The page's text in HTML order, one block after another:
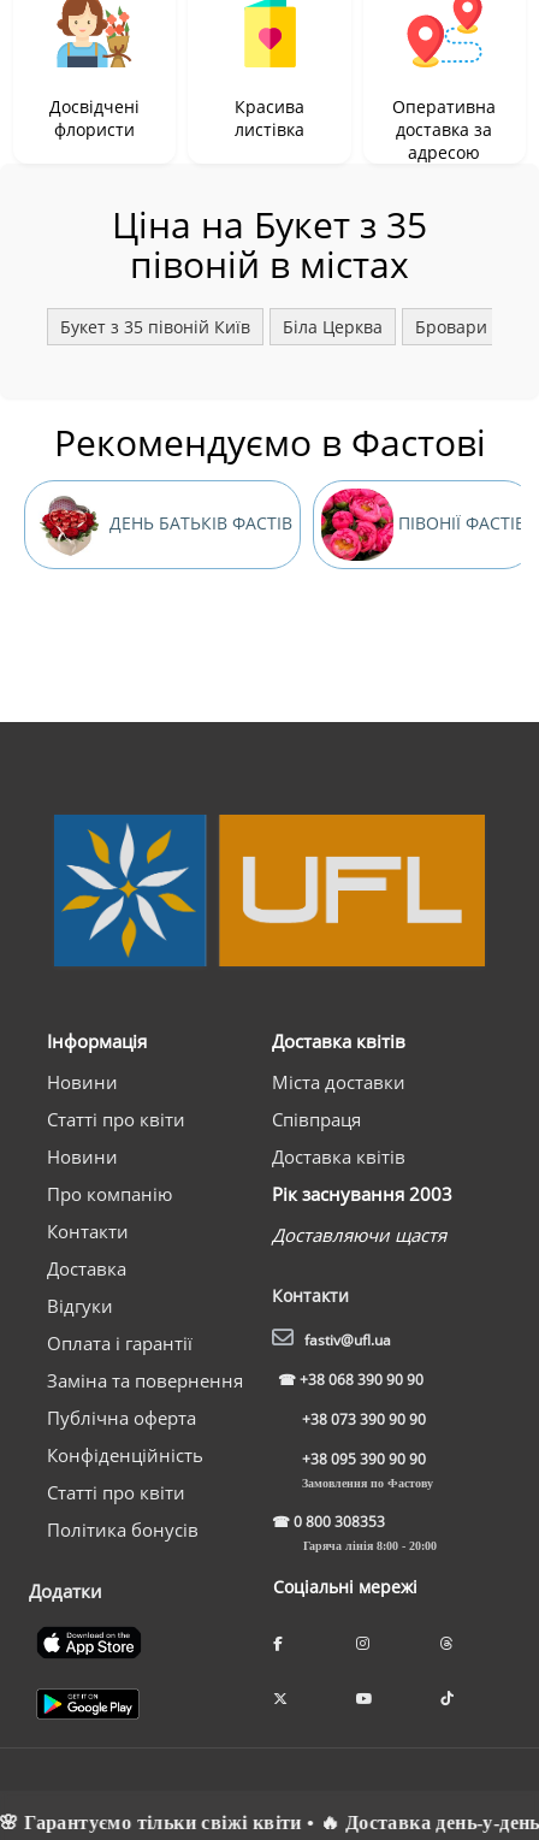
Досвідчені
флористи
Красива
листівка
Оперативна
доставка за
адресою
Ціна на Букет з 35
півоній в містах
Букет з 35 півоній Київ Біла Церква Бровари
Рекомендуємо в Фастові
ДЕНЬ БАТЬКІВ ФАСТІВ ПІВОНІЇ ФАСТІВ
Інформація
Новини
Статті про квіти
Новини
Про компанію
Контакти
Доставка
Відгуки
Оплата і гарантії
Заміна та повернення
Публічна оферта
Конфіденційність
Статті про квіти
Політика бонусів
Додатки
Доставка квітів
Міста доставки
Співпраця
Доставка квітів
Рік заснування 2003
Доставляючи щастя
Контакти
fastiv@ufl.ua
☎+38 068 390 90 90
+38 073 390 90 90
+38 095 390 90 90
Замовлення по Фастову
☎0 800 308353
Гаряча лінія 8:00 - 20:00
Соціальні мережі
тільки свіжі квіти • 🔥 Доставка день-у-день